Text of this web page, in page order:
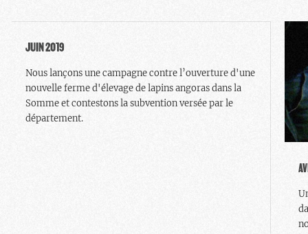
JUIN 2019
Nous lançons une campagne contre l’ouverture d'une
nouvelle ferme d'élevage de lapins angoras dans la
Somme et contestons la subvention versée par le
département.